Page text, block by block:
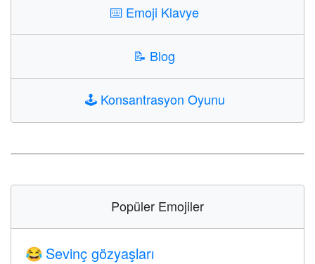
⌨️ Emoji Klavye
📝 Blog
🕹️ Konsantrasyon Oyunu
Popüler Emojiler
😂 Sevinç gözyaşları